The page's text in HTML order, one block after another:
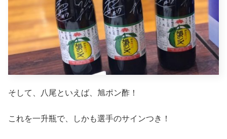
そして、八尾といえば、旭ポン酢！
これを一升瓶で、しかも選手のサインつき！